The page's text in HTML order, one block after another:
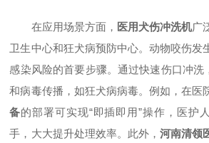
在应用场景方面， 医用犬伤冲洗机广
卫生中心和狂犬病预防中心。动物咬伤发
感染风险的首要步骤。通过快速伤口冲洗
和病毒传播，如狂犬病病毒。例如，在医
备的部署可实现“即插即用”操作，医护
手，大大提升处理效率。此外，河南清领